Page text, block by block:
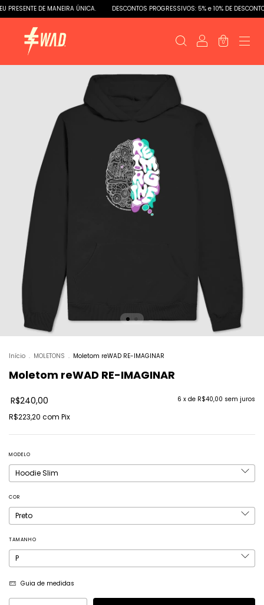
DE MANEIRA ÚNICA. DESCONTOS PROGRESSIVOS: 5% e 10% DE DESCONTOS
0
Início . MOLETONS . Moletom reWAD RE-IMAGINAR
Moletom reWAD RE-IMAGINAR
R$240,00 6 x de R$40,00 sem juros
R$223,20 com Pix
MODELO
COR
TAMANHO
Guia de medidas